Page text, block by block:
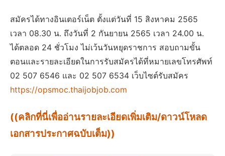
สมัครได้ทางอินเตอร์เน็ต ตั้งแต่วันที่ 15 สิงหาคม 2565
เวลา 08.30 น. ถึงวันที่ 2 กันยายน 2565 เวลา 24.00 น.
ได้ตลอด 24 ชั่วโมง ไม่เว้นวันหยุดราชการ สอบถามขั้น
ตอนและรายละเอียดในการรับสมัครได้ที่หมายเลขโทรศัพท์
02 507 6546 และ 02 507 6534 เว็บไซต์รับสมัคร
https://opsmoc.thaijobjob.com
((คลิกที่นี่เพื่ออ่านรายละเอียดเพิ่มเติม/ดาวน์โหลด
เอกสารประกาศฉบับเต็ม))